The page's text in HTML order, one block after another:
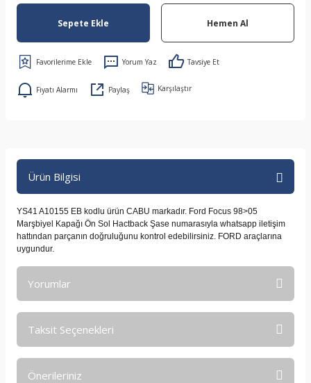
Sepete Ekle Hemen Al
Yorum Yaz Tavsiye Et
Fiyatı Alarmı Paylaş Karşılaştır
Ürün Bilgisi
YS41 A10155 EB kodlu ürün CABU markadır. Ford Focus 98>05
Marşbiyel Kapağı Ön Sol Hactback Şase numarasıyla whatsapp iletişim
hattından parçanın doğruluğunu kontrol edebilirsiniz. FORD araçlarına
uygundur.
Yorumlar
Taksit Seçenekleri
Önerileriniz